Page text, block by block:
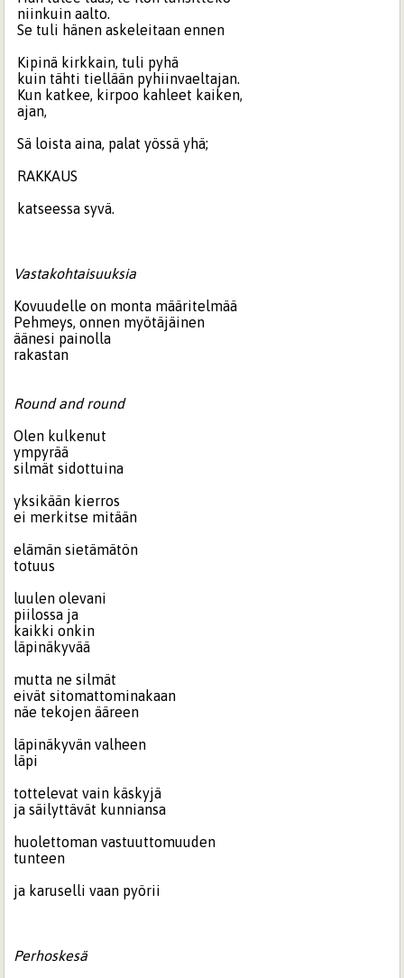
niinkuin aalto.
Se tuli hänen askeleitaan ennen
Kipinä kirkkain, tuli pyhä
kuin tähti tiellään pyhiinvaeltajan.
Kun katkee, kirpoo kahleet kaiken,
ajan,
Sä loista aina, palat yössä yhä;
RAKKAUS
katseessa syvä.
Vastakohtaisuuksia
Kovuudelle on monta määritelmää
Pehmeys, onnen myötäjäinen
äänesi painolla
rakastan
Round and round
Olen kulkenut
ympyrää
silmät sidottuina
yksikään kierros
ei merkitse mitään
elämän sietämätön
totuus
luulen olevani
piilossa ja
kaikki onkin
läpinäkyvää
mutta ne silmät
eivät sitomattominakaan
näe tekojen ääreen
läpinäkyvän valheen
läpi
tottelevat vain käskyjä
ja säilyttävät kunniansa
huolettoman vastuuttomuuden
tunteen
ja karuselli vaan pyörii
Perhoskesä